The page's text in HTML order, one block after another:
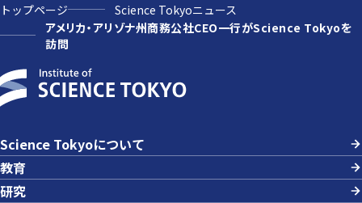
トップページ
Science Tokyoニュース
アメリカ・アリゾナ州商務公社CEO一行がScience Tokyoを
訪問
Science Tokyoについて
教育
研究